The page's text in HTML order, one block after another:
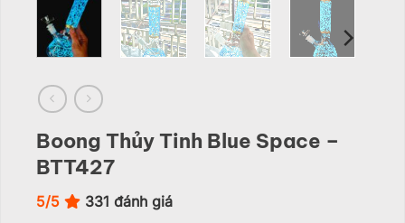
Boong Thủy Tinh Blue Space –
BTT427
5/5 331 đánh giá